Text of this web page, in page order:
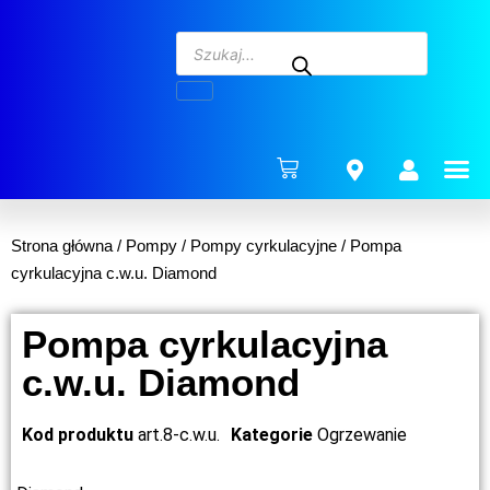
Strona główna / Pompy / Pompy cyrkulacyjne / Pompa
cyrkulacyjna c.w.u. Diamond
Pompa cyrkulacyjna
c.w.u. Diamond
Kod produktu art.8-c.w.u. Kategorie Ogrzewanie